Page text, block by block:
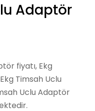
Adaptör
fiyatı, Ekg
Timsah Uclu
Uclu Adaptör